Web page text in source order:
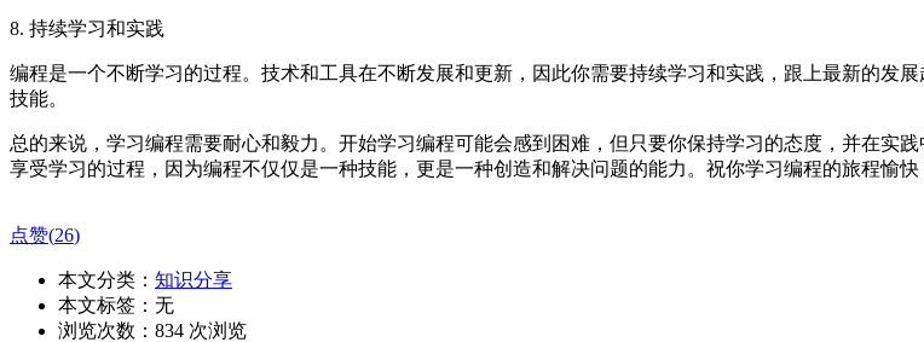
8. 持续学习和实践
编程是一个不断学习的过程。技术和工具在不断发展和更新，因此你需要持续学习和实践，跟上最新的发
技能。
总的来说，学习编程需要耐心和毅力。开始学习编程可能会感到困难，但只要你保持学习的态度，并在实
享受学习的过程，因为编程不仅仅是一种技能，更是一种创造和解决问题的能力。祝你学习编程的旅程愉快
点赞(26)
本文分类： 知识分享
本文标签：无
浏览次数： 834 次浏览